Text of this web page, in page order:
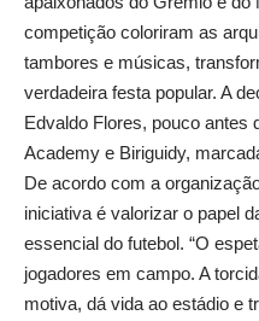
competição coloriram as
tambores e músicas,
verdadeira festa popular. A
Edvaldo Flores, pouco antes
Academy e Biriguidy,
De acordo com a
iniciativa é valorizar o papel
essencial do futebol. “O
jogadores em campo. A
motiva, dá vida ao estádio e